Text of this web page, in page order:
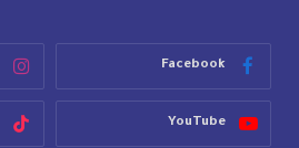
Facebook
YouTube